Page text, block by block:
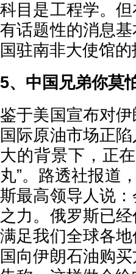
科目是工程学。
有话题性的消息
国驻南非大使馆的
5、中国兄弟你莫
鉴于美国宣布对
国际原油市场正
大的背景下，正
丸”。路透社报道
斯最高领导人说
之力。俄罗斯已
满足我们全球各
国向伊朗石油购